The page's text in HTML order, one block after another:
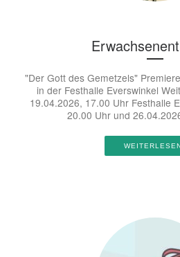
"Der Gott des Gemetzels"
in der Festhalle Everswinkel
19.04.2026, 17.00 Uhr Festhalle
20.00 Uhr und